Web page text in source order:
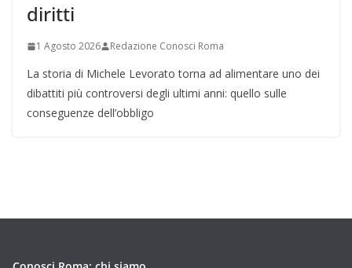
diritti
1 Agosto 2026 Redazione Conosci Roma
La storia di Michele Levorato torna ad alimentare uno dei
dibattiti più controversi degli ultimi anni: quello sulle
conseguenze dell’obbligo